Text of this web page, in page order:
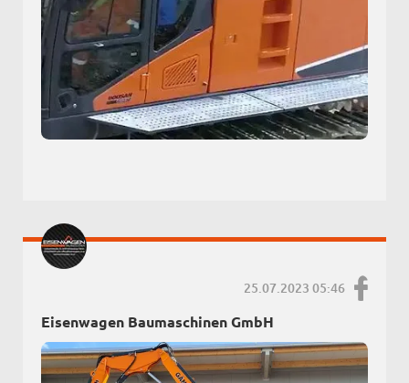
25.07.2023 05:46
Eisenwagen Baumaschinen GmbH